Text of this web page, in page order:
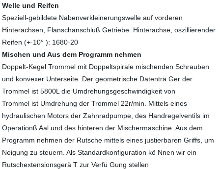
Welle und Reifen
Speziell-gebildete Nabenverkleinerungswelle auf vorderen
Hinterachsen, Flanschanschluß Getriebe. Hinterachse, oszillierender
Reifen (+-10° ): 1680-20
Mischen und Aus dem Programm nehmen
Doppelt-Kegel Trommel mit Doppeltspirale mischenden Schrauben
und konvexer Unterseite. Der geometrische Datenträ Ger der
Trommel ist 5800L die Umdrehungsgeschwindigkeit von
Trommel ist Umdrehung der Trommel 22r/min. Mittels eines
hydraulischen Motors der Zahnradpumpe, des Handregelventils im
Operationß Aal und des hinteren der Mischermaschine. Aus dem
Programm nehmen der Rutsche mittels eines justierbaren Griffs, um
Neigung zu steuern. Als Standardkonfiguration kö Nnen wir ein
Rutschextensionsgerä T zur Verfü Gung stellen